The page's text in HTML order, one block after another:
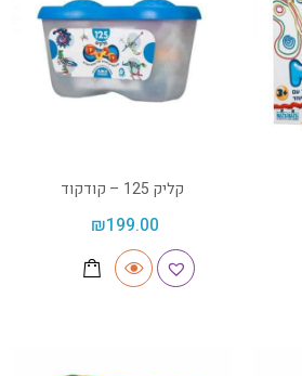
קליק 125 – קודקוד
₪199.00